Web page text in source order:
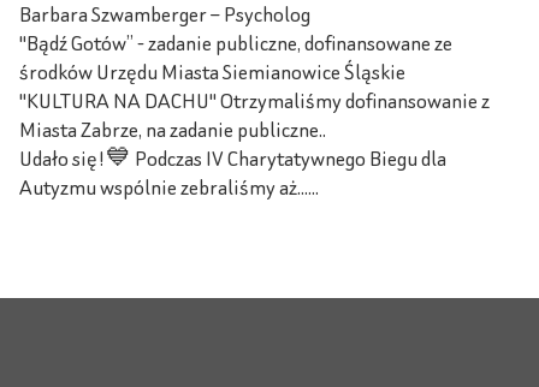
Barbara Szwamberger – Psycholog
"Bądź Gotów” - zadanie publiczne, dofinansowane ze
środków Urzędu Miasta Siemianowice Śląskie
"KULTURA NA DACHU" Otrzymaliśmy dofinansowanie z
Miasta Zabrze, na zadanie publiczne..
Udało się!💙 Podczas IV Charytatywnego Biegu dla
Autyzmu wspólnie zebraliśmy aż......